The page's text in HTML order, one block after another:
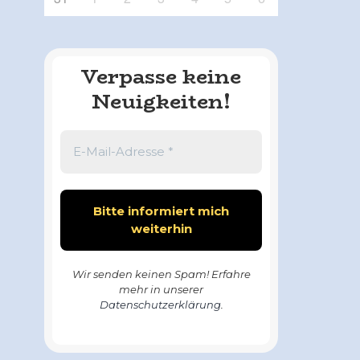
Verpasse keine
Neuigkeiten!
Wir senden keinen Spam! Erfahre
mehr in unserer
Datenschutzerklärung.